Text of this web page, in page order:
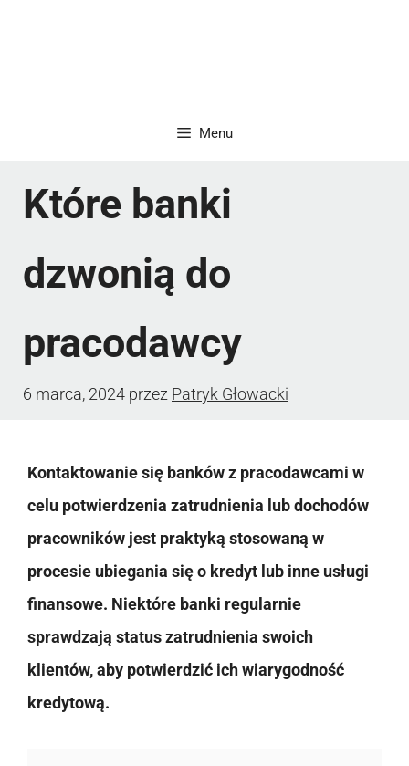
Menu
Które banki
dzwonią do
pracodawcy
6 marca, 2024 przez Patryk Głowacki
Kontaktowanie się banków z pracodawcami w
celu potwierdzenia zatrudnienia lub dochodów
pracowników jest praktyką stosowaną w
procesie ubiegania się o kredyt lub inne usługi
finansowe. Niektóre banki regularnie
sprawdzają status zatrudnienia swoich
klientów, aby potwierdzić ich wiarygodność
kredytową.